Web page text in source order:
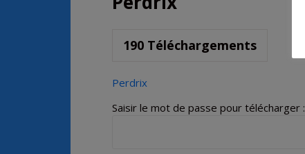
190 Téléchargements
Perdrix
Saisir le mot de passe pour télécharger :